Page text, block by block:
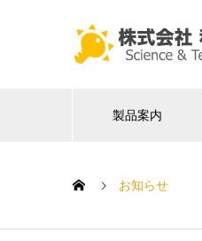
製品案内
お知らせ